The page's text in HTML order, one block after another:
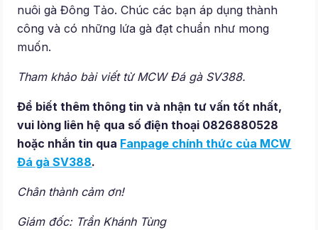
nuôi gà Đông Tảo. Chúc các bạn áp dụng thành
công và có những lứa gà đạt chuẩn như mong
muốn.
Tham khảo bài viết từ MCW Đá gà SV388.
Để biết thêm thông tin và nhận tư vấn tốt nhất,
vui lòng liên hệ qua số điện thoại 0826880528
hoặc nhắn tin qua Fanpage chính thức của MCW
Đá gà SV388.
Chân thành cảm ơn!
Giám đốc: Trần Khánh Tùng